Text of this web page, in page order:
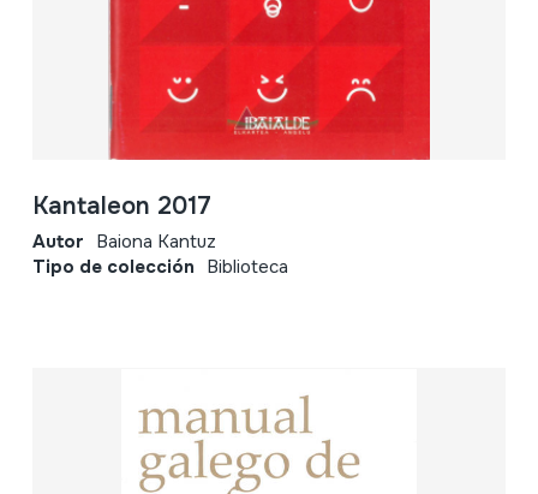
Kantaleon 2017
Autor Baiona Kantuz
Tipo de colección Biblioteca